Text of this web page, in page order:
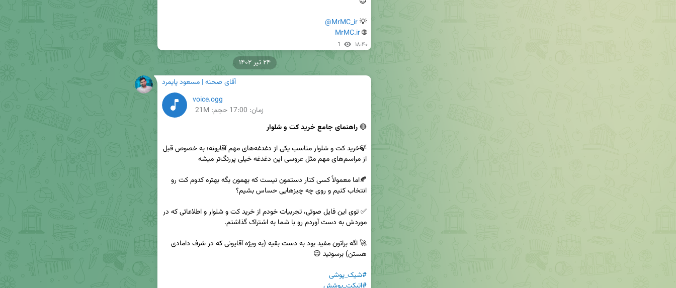
💡
@MrMC_ir
🌐
MrMC.ir
1 ۱۸:۴۰
آقای صحنه | مسعود پایمرد
voice.ogg
زمان: 17:00 حجم: 21M
🔴 راهنمای جامع خرید کت و شلوار
#شیک_پوشی
۲۴ تیر ۱۴۰۲